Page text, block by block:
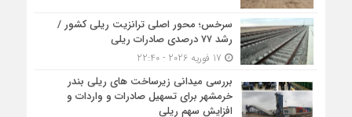
سرخس؛ محور اصلی ترانزیت ریلی کشور /
رشد ۷۷ درصدی صادرات ریلی
بررسی میدانی زیرساخت های ریلی بندر
خرمشهر برای تسهیل صادرات و واردات و
افزایش سهم ریلی